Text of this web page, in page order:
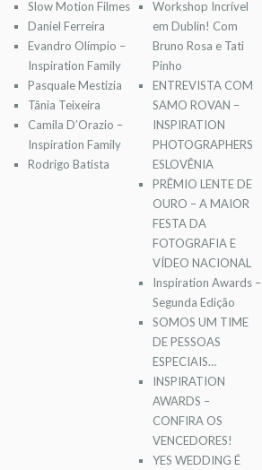
Slow Motion Filmes
Daniel Ferreira
Evandro Olímpio –
Inspiration Family
Pasquale Mestizia
Tânia Teixeira
Camila D’Orazio –
Inspiration Family
Rodrigo Batista
Workshop Incrível
em Dublin! Com
Bruno Rosa e Tati
Pinho
ENTREVISTA COM
SAMO ROVAN –
INSPIRATION
PHOTOGRAPHERS
ESLOVÊNIA
PRÊMIO LENTE DE
OURO – A MAIOR
FESTA DA
FOTOGRAFIA E
VÍDEO NACIONAL
Inspiration Awards –
Segunda Edição
SOMOS UM TIME
DE PESSOAS
ESPECIAIS…
INSPIRATION
AWARDS –
CONFIRA OS
VENCEDORES!
YES WEDDING É